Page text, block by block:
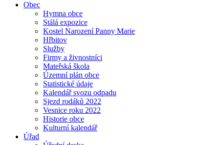
Obec
Hymna obce
Stálá expozice
Kostel Narození Panny Marie
Hřbitov
Služby
Firmy a živnostníci
Mateřská škola
Územní plán obce
Statistické údaje
Kalendář svozu odpadu
Sjezd rodáků 2022
Vesnice roku 2022
Historie obce
Kulturní kalendář
Úřad